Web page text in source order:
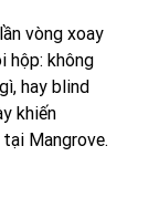
vòng xoay
hộp: không
hay blind
khiến
Mangrove.